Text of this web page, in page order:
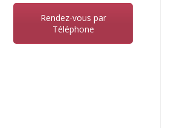
Rendez-vous par
Téléphone